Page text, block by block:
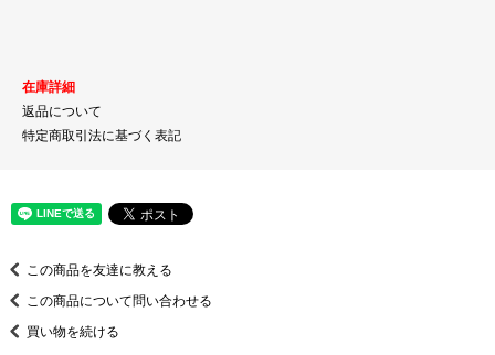
在庫詳細
返品について
特定商取引法に基づく表記
この商品を友達に教える
この商品について問い合わせる
買い物を続ける